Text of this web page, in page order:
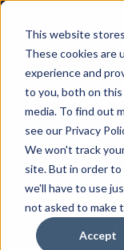
This website
These cookies are
experience and
to you, both on
media. To find out
see our Privacy
We won't track
site. But in order
we'll have to use
not asked to make
Accept
WTS